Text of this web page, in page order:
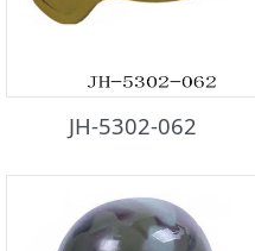
JH-5302-062